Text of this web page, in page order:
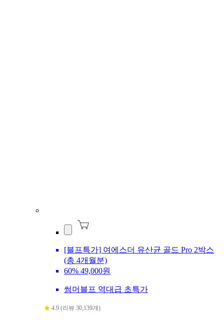
[블프특가] 여에스더 유산균 골드 Pro 2박스
(총 4개월분)
60% 49,000원
썸머블프 역대급 초특가
4.9 (리뷰 30,139개)